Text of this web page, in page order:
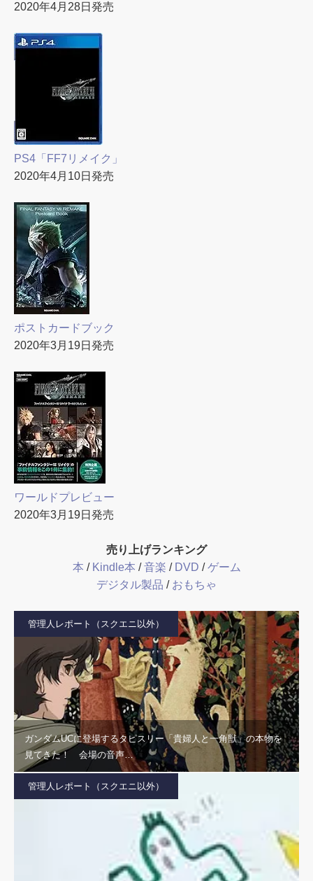
2020年4月28日発売
PS4「FF7リメイク」
2020年4月10日発売
ポストカードブック
2020年3月19日発売
ワールドプレビュー
2020年3月19日発売
売り上げランキング
本 / Kindle本 /音楽 / DVD /ゲーム
デジタル製品 / おもちゃ
管理人レポート（スクエニ以外）
ガンダムUCに登場するタピスリー「貴婦人と一角獣」の本物を
見てきた！ 会場の音声…
管理人レポート（スクエニ以外）